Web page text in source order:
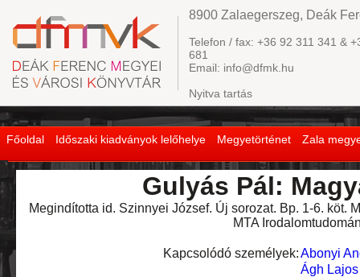
Főoldal Időszaki kiadványok lelőhelye Megyetörténet Zala
8900 Zalaegerszeg, Deák
Telefon / fax: +36 92 311 341 &
681
Email: info@dfmk.hu
Nyitva tartás
Gulyás Pál:
Megindította id. Szinnyei József. Új sorozat. Bp. 1-6. köt.
MTA
Kapcsolódó személyek:Abonyi
Ágh